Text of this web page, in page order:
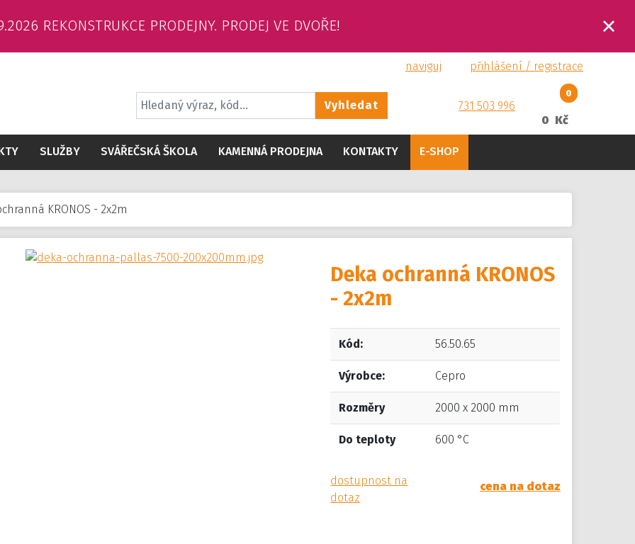
REKONSTRUKCE PRODEJNY. PRODEJ VE DVOŘE!
přihlášení / registrace
naviguj
0
0 Kč
731 503 996
Vyhledat
SLUŽBY SVÁŘEČSKÁ ŠKOLA KAMENNÁ PRODEJNA KONTAKTY E-SHOP
KRONOS - 2x2m
Deka ochranná KRONOS
- 2x2m
Kód: 56.50.65
Výrobce: Cepro
Rozměry 2000 x 2000 mm
Do teploty 600 °C
dostupnost na
dotaz
cena na dotaz